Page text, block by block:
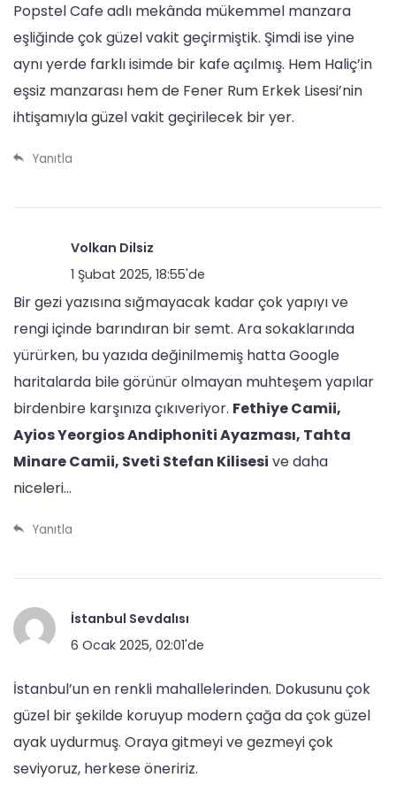
Popstel Cafe adlı mekânda mükemmel manzara
eşliğinde çok güzel vakit geçirmiştik. Şimdi ise yine
aynı yerde farklı isimde bir kafe açılmış. Hem Haliç’in
eşsiz manzarası hem de Fener Rum Erkek Lisesi’nin
ihtişamıyla güzel vakit geçirilecek bir yer.
Yanıtla
Volkan Dilsiz
1 Şubat 2025, 18:55'de
Bir gezi yazısına sığmayacak kadar çok yapıyı ve
rengi içinde barındıran bir semt. Ara sokaklarında
yürürken, bu yazıda değinilmemiş hatta Google
haritalarda bile görünür olmayan muhteşem yapılar
birdenbire karşınıza çıkıveriyor. Fethiye Camii,
Ayios Yeorgios Andiphoniti Ayazması, Tahta
Minare Camii, Sveti Stefan Kilisesi ve daha
niceleri…
Yanıtla
İstanbul Sevdalısı
6 Ocak 2025, 02:01'de
İstanbul’un en renkli mahallelerinden. Dokusunu çok
güzel bir şekilde koruyup modern çağa da çok güzel
ayak uydurmuş. Oraya gitmeyi ve gezmeyi çok
seviyoruz, herkese öneririz.